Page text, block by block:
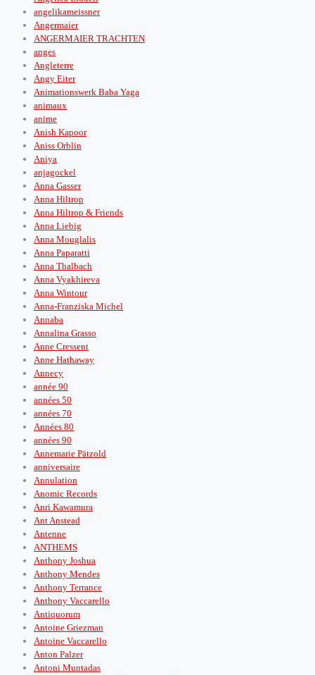
angelikameissner
Angermaier
ANGERMAIER TRACHTEN
anges
Angleterre
Angy Eiter
Animationswerk Baba Yaga
animaux
anime
Anish Kapoor
Aniss Orblin
Aniya
anjagockel
Anna Gasser
Anna Hiltrop
Anna Hiltrop & Friends
Anna Liebig
Anna Mouglalis
Anna Paparatti
Anna Thalbach
Anna Vyakhireva
Anna Wintour
Anna-Franziska Michel
Annaba
Annalina Grasso
Anne Cressent
Anne Hathaway
Annecy
année 90
années 50
années 70
Années 80
années 90
Annemarie Pätzold
anniversaire
Annulation
Anomic Records
Anri Kawamura
Ant Anstead
Antenne
ANTHEMS
Anthony Joshua
Anthony Mendes
Anthony Terrance
Anthony Vaccarello
Antiquorum
Antoine Griezman
Antoine Vaccarello
Anton Palzer
Antoni Muntadas